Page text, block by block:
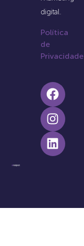
digital.
Política
de
Privacidade